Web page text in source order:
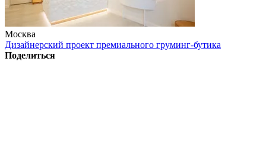
Москва
Дизайнерский проект премиального груминг-бутика
Поделиться